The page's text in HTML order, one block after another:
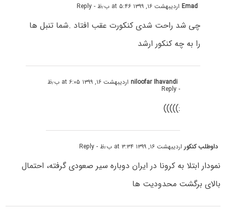
Emadاردیبهشت ۱۶, ۱۳۹۹ at ۵:۴۶ ب٫ظ - Reply
چی شد راحت شدی کنکورت عقب افتاد .شما تنبل ها
را به چه کنکور ارشد
niloofar Ihavandiاردیبهشت ۱۶, ۱۳۹۹ at ۶:۰۵ ب٫ظ
- Reply
:)))))
داوطلب کنکور اردیبهشت ۱۶, ۱۳۹۹ at ۳:۳۴ ب٫ظ - Reply
نمودار ابتلا به کرونا در ایران دوباره سیر صعودی گرفته، احتمال
بالای برگشت محدودیت ها